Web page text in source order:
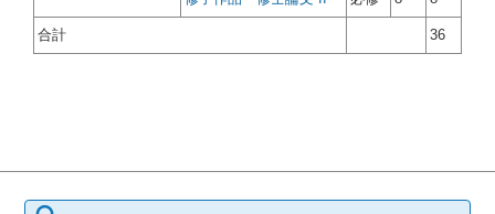
合計 36
索: